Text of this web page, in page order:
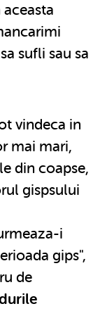
sufli sau sa
vindeca in
mai mari,
din coapse,
gispsului
i
gips",
de